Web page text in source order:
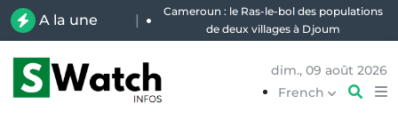
A la une |
Cameroun : le Ras-le-bol des populations
de deux villages à Djoum
dim., 09 août 2026
French